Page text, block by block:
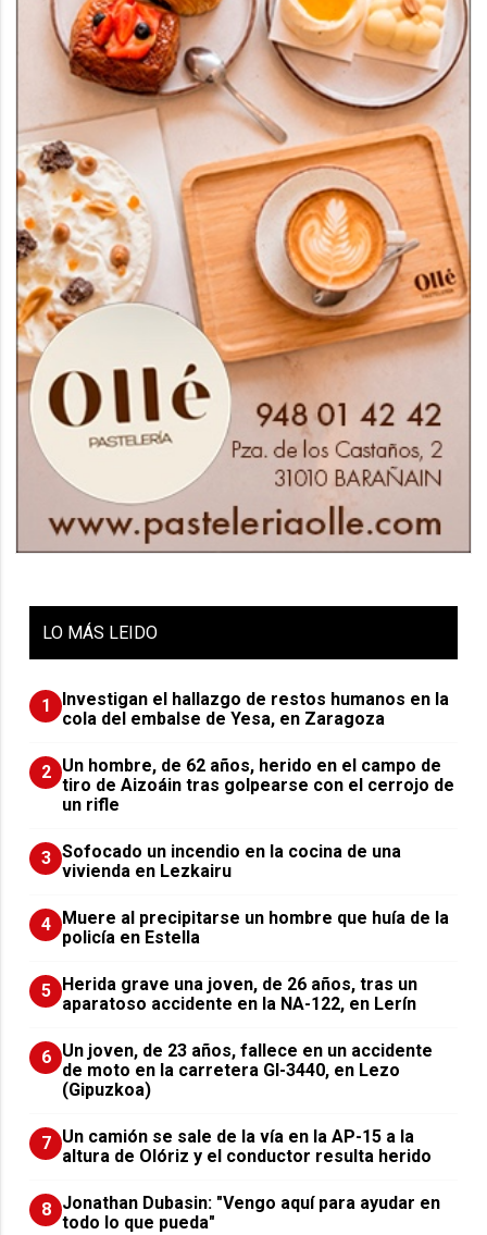
LO MÁS LEIDO
1
Investigan el hallazgo de restos humanos en la
cola del embalse de Yesa, en Zaragoza
2 Un hombre, de 62 años, herido en el campo de
tiro de Aizoáin tras golpearse con el cerrojo de
un rifle
3 Sofocado un incendio en la cocina de una
vivienda en Lezkairu
4
Muere al precipitarse un hombre que huía de la
policía en Estella
5
Herida grave una joven, de 26 años, tras un
aparatoso accidente en la NA-122, en Lerín
6 Un joven, de 23 años, fallece en un accidente
de moto en la carretera GI-3440, en Lezo
(Gipuzkoa)
7 Un camión se sale de la vía en la AP-15 a la
altura de Olóriz y el conductor resulta herido
8 Jonathan Dubasin: "Vengo aquí para ayudar en
todo lo que pueda"